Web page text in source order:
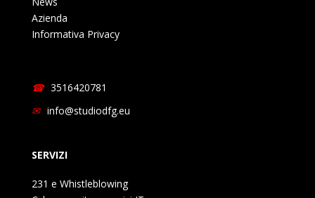
Azienda
Informativa Privacy
3516420781
info@studiodfg.eu
SERVIZI
231 e Whistleblowing